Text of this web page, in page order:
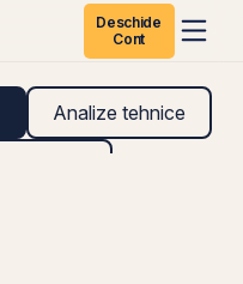
Deschide
Cont
Analize tehnice